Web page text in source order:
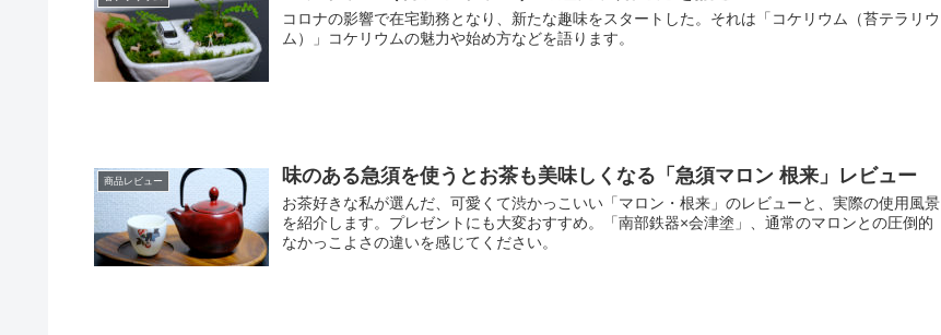
コロナの影響で在宅勤務となり、新たな趣味をスタートした。それは「コケリウム（苔テラリウ
ム）」コケリウムの魅力や始め方などを語ります。
商品レビュー 味のある急須を使うとお茶も美味しくなる「急須マロン 根来」レビュー
お茶好きな私が選んだ、可愛くて渋かっこいい「マロン・根来」のレビューと、実際の使用風景
を紹介します。プレゼントにも大変おすすめ。「南部鉄器×会津塗」、通常のマロンとの圧倒的
なかっこよさの違いを感じてください。